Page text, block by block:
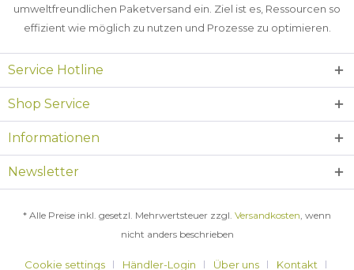
umweltfreundlichen Paketversand ein. Ziel ist es, Ressourcen so
effizient wie möglich zu nutzen und Prozesse zu optimieren.
Service Hotline
Shop Service
Informationen
Newsletter
* Alle Preise inkl. gesetzl. Mehrwertsteuer zzgl. Versandkosten, wenn
nicht anders beschrieben
Cookie settings Händler-Login Über uns Kontakt